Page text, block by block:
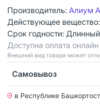
Производитель: Алиум
Действующее вещество:
Срок годности:
Доступна оплата онлайн
Bнешний вид товара может
Самовывоз
в Республике